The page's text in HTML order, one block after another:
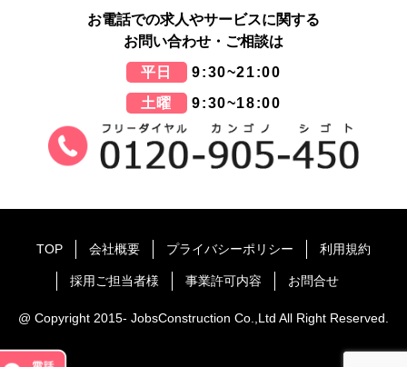
お電話での求人やサービスに関する
お問い合わせ・ご相談は
平日
9:30~21:00
土曜
9:30~18:00
TOP 会社概要 プライバシーポリシー 利用規約
採用ご担当者様 事業許可内容 お問合せ
@ Copyright 2015- JobsConstruction Co.,Ltd All Right Reserved.